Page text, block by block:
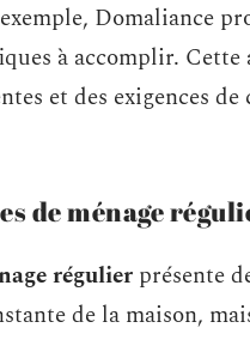
Domaliance
à accomplir.
et des exigences
de ménage
régulier présente
de la maison,